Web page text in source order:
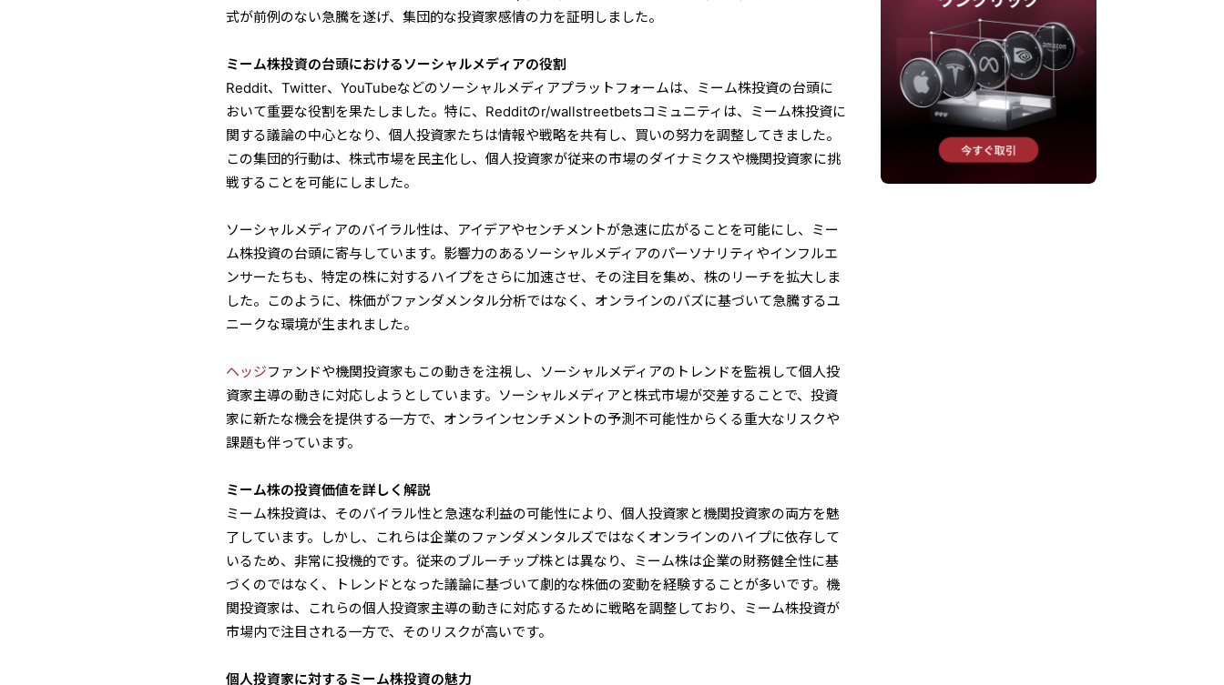
式が前例のない急騰を遂げ、集団的な投資家感情の力を証明しました。
ミーム株投資の台頭におけるソーシャルメディアの役割
Reddit、Twitter、YouTubeなどのソーシャルメディアプラットフォームは、ミーム株投資の台頭に
おいて重要な役割を果たしました。特に、Redditのr/wallstreetbetsコミュニティは、ミーム株投資に
関する議論の中心となり、個人投資家たちは情報や戦略を共有し、買いの努力を調整してきました。
この集団的行動は、株式市場を民主化し、個人投資家が従来の市場のダイナミクスや機関投資家に挑
戦することを可能にしました。
ソーシャルメディアのバイラル性は、アイデアやセンチメントが急速に広がることを可能にし、ミー
ム株投資の台頭に寄与しています。影響力のあるソーシャルメディアのパーソナリティやインフルエ
ンサーたちも、特定の株に対するハイプをさらに加速させ、その注目を集め、株のリーチを拡大しま
した。このように、株価がファンダメンタル分析ではなく、オンラインのバズに基づいて急騰するユ
ニークな環境が生まれました。
ヘッジファンドや機関投資家もこの動きを注視し、ソーシャルメディアのトレンドを監視して個人投
資家主導の動きに対応しようとしています。ソーシャルメディアと株式市場が交差することで、投資
家に新たな機会を提供する一方で、オンラインセンチメントの予測不可能性からくる重大なリスクや
課題も伴っています。
ミーム株の投資価値を詳しく解説
ミーム株投資は、そのバイラル性と急速な利益の可能性により、個人投資家と機関投資家の両方を魅
了しています。しかし、これらは企業のファンダメンタルズではなくオンラインのハイプに依存して
いるため、非常に投機的です。従来のブルーチップ株とは異なり、ミーム株は企業の財務健全性に基
づくのではなく、トレンドとなった議論に基づいて劇的な株価の変動を経験することが多いです。機
関投資家は、これらの個人投資家主導の動きに対応するために戦略を調整しており、ミーム株投資が
市場内で注目される一方で、そのリスクが高いです。
個人投資家に対するミーム株投資の魅力